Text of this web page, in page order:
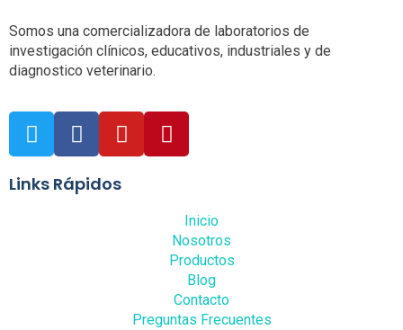
Somos una comercializadora de laboratorios de
investigación clínicos, educativos, industriales y de
diagnostico veterinario.
Links Rápidos
Inicio
Nosotros
Productos
Blog
Contacto
Preguntas Frecuentes